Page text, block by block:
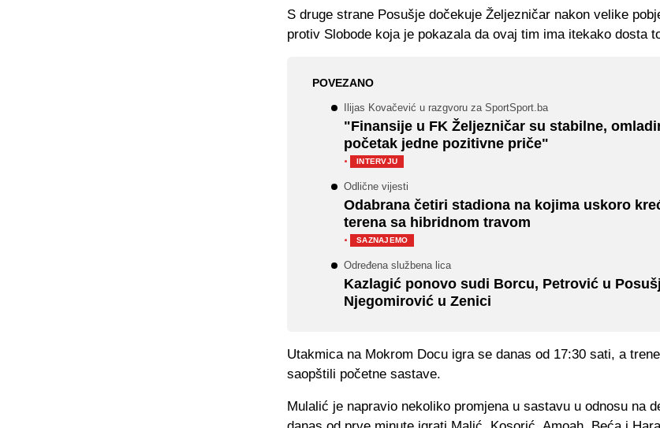
S druge strane Posušje dočekuje Željezničar nakon velike
protiv Slobode koja je pokazala da ovaj tim ima itekako dosta
POVEZANO
Ilijas Kovačević u razgvoru za SportSport.ba
"Finansije u FK Željezničar su stabilne,
početak jedne pozitivne priče"
·
INTERVJU
Odlične vijesti
Odabrana četiri stadiona na kojima uskoro
terena sa hibridnom travom
·
SAZNAJEMO
Određena službena lica
Kazlagić ponovo sudi Borcu, Petrović u
Njegomirović u Zenici
Utakmica na Mokrom Docu igra se danas od 17:30 sati, a
saopštili početne sastave.
Mulalić je napravio nekoliko promjena u sastavu u odnosu na